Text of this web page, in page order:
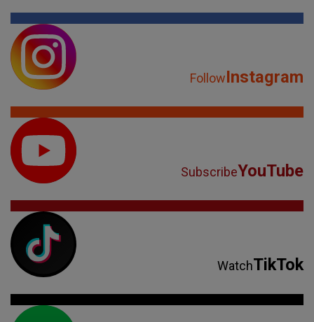
FollowInstagram
SubscribeYouTube
WatchTikTok